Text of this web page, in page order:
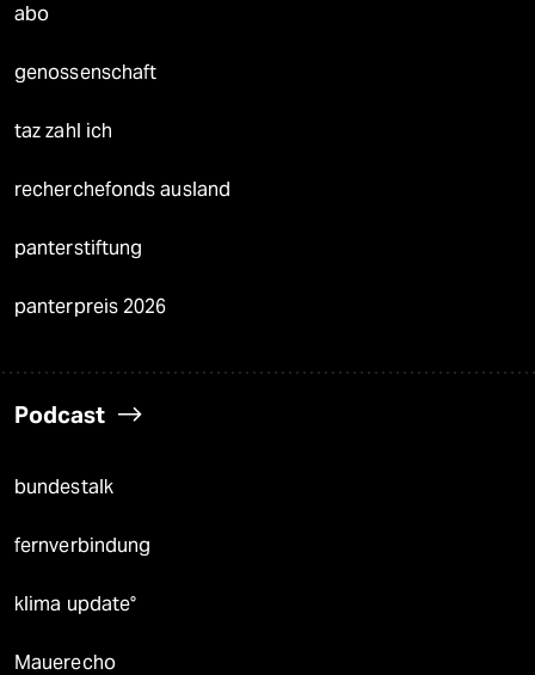
abo
genossenschaft
taz zahl ich
recherchefonds ausland
panterstiftung
panterpreis 2026
Podcast
bundestalk
fernverbindung
klima update°
Mauerecho